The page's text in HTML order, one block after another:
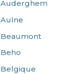
Auderghem
Aulne
Beaumont
Beho
Belgique